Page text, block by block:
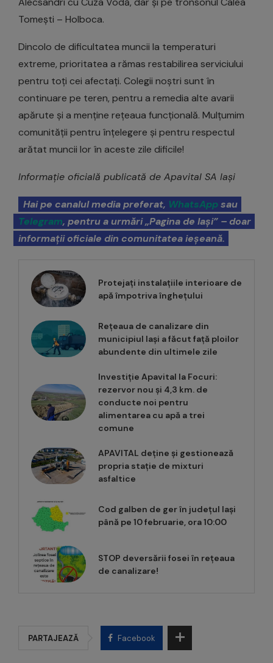
Tomești – Holboca.
Dincolo de dificultatea muncii la temperaturi
extreme, prioritatea a rămas restabilirea serviciului
pentru toți cei afectați. Colegii noștri sunt în
continuare pe teren, pentru a remedia alte avarii
apărute și a menține rețeaua funcțională. Mulțumim
comunității pentru înțelegere și pentru respectul
arătat muncii lor în aceste zile dificile!
Informație oficială publicată de Apavital SA Iași
Hai pe canalul media preferat, WhatsAppsau
Telegram, pentru a urmări „Pagina de Iași” – doar
informații oficiale din comunitatea ieșeană.
Protejați instalațiile interioare de
apă împotriva înghețului
Rețeaua de canalizare din
municipiul Iași a făcut față ploilor
abundente din ultimele zile
Investiție Apavital la Focuri:
rezervor nou și 4,3 km. de
conducte noi pentru
alimentarea cu apă a trei
comune
APAVITAL deține și gestionează
propria stație de mixturi
asfaltice
Cod galben de ger în județul Iași
până pe 10 februarie, ora 10:00
STOP deversării fosei în rețeaua
de canalizare!
PARTAJEAZĂ Facebook